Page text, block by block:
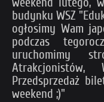
budynku WSZ
ogłosimy Wam
podczas
uruchomimy
Atrakcjonistów,
Przedsprzedaż
weekend ;)"